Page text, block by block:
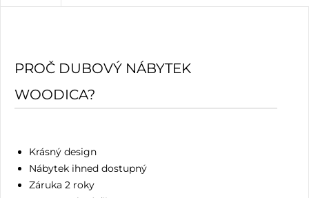
PROČ DUBOVÝ NÁBYTEK
WOODICA?
Krásný design
Nábytek ihned dostupný
Záruka 2 roky